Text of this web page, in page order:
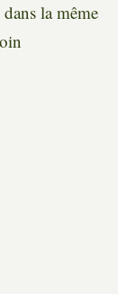
la même